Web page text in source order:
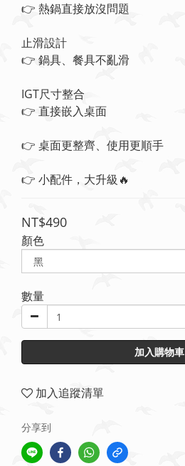
👉 熱鍋直接放沒問題
止滑設計
👉 鍋具、餐具不亂滑
IGT尺寸整合
👉 直接嵌入桌面
👉 桌面更整齊、使用更順手
👉 小配件，大升級🔥
NT$490
顏色
數量
加入購物車
加入追蹤清單
分享到